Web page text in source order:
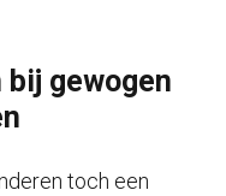
gewogen
toch een